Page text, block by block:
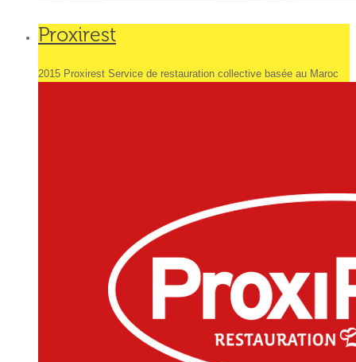
Proxirest
2015 Proxirest Service de restauration collective basée au Maroc